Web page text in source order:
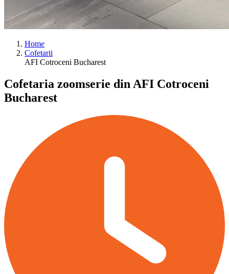
Home
Cofetarii
AFI Cotroceni Bucharest
Cofetaria zoomserie din AFI Cotroceni
Bucharest